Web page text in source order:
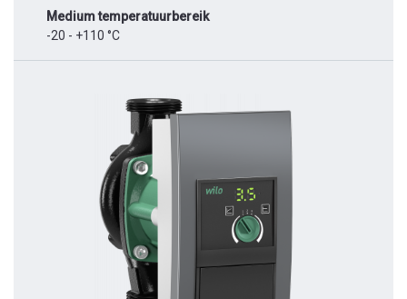
Medium temperatuurbereik
-20 - +110 °C